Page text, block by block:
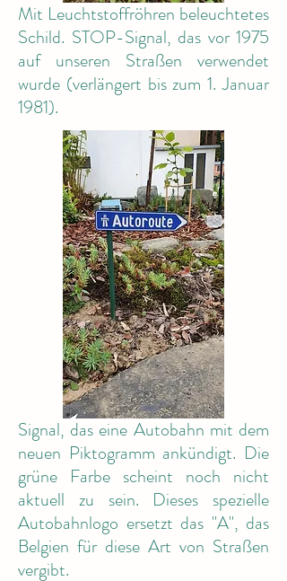
Mit Leuchtstoffröhren beleuchtetes
Schild. STOP-Signal, das vor 1975
auf unseren Straßen verwendet
wurde (verlängert bis zum 1. Januar
1981).
Signal, das eine Autobahn mit dem
neuen Piktogramm ankündigt. Die
grüne Farbe scheint noch nicht
aktuell zu sein. Dieses spezielle
Autobahnlogo ersetzt das "A", das
Belgien für diese Art von Straßen
vergibt.